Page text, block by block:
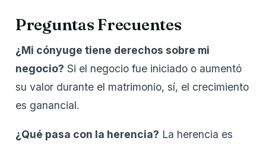
Preguntas Frecuentes
¿Mi cónyuge tiene derechos sobre mi
negocio? Si el negocio fue iniciado o aumentó
su valor durante el matrimonio, sí, el crecimiento
es ganancial.
¿Qué pasa con la herencia? La herencia es